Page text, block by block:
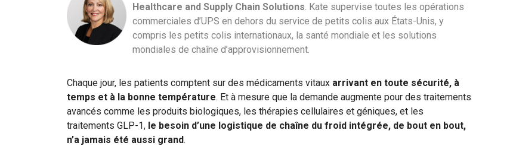
Healthcare and Supply Chain Solutions. Kate supervise toutes les opérations
commerciales d’UPS en dehors du service de petits colis aux États-Unis, y
compris les petits colis internationaux, la santé mondiale et les solutions
mondiales de chaîne d’approvisionnement.
Chaque jour, les patients comptent sur des médicaments vitaux arrivant en toute sécurité, à
temps et à la bonne température. Et à mesure que la demande augmente pour des traitements
avancés comme les produits biologiques, les thérapies cellulaires et géniques, et les
traitements GLP-1, le besoin d’une logistique de chaîne du froid intégrée, de bout en bout,
n’a jamais été aussi grand.